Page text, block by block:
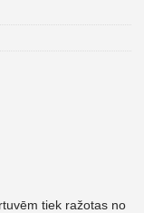
tiek ražotas no